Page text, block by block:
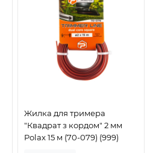
Жилка для тримера
"Квадрат з кордом" 2 мм
Polax 15 м (70-079) (999)